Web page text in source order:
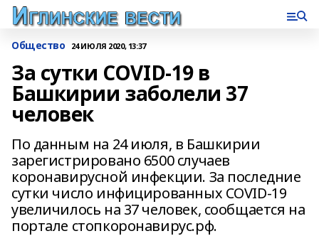
Общество 24 ИЮЛЯ 2020, 13:37
За сутки COVID-19 в
Башкирии заболели 37
человек
По данным на 24 июля, в Башкирии
зарегистрировано 6500 случаев
коронавирусной инфекции. За последние
сутки число инфицированных COVID-19
увеличилось на 37 человек, сообщается на
портале стопкоронавирус.рф.